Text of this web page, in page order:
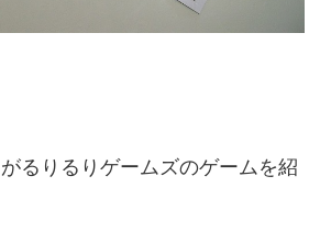
るりるりゲームズのゲームを紹